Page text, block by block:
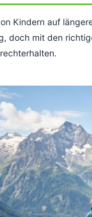
Kindern auf
doch mit den